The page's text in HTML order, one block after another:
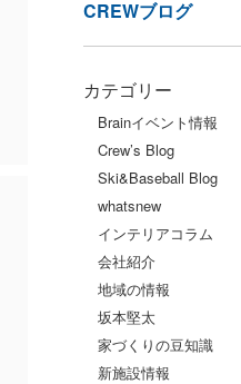
CREWブログ
カテゴリー
Brainイベント情報
Crew’s Blog
Ski&Baseball Blog
whatsnew
インテリアコラム
会社紹介
地域の情報
坂本堅太
家づくりの豆知識
新施設情報